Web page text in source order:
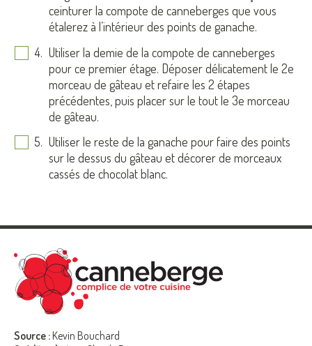
ceinturer la compote de canneberges que vous
étalerez à l’intérieur des points de ganache.
Utiliser la demie de la compote de canneberges
pour ce premier étage. Déposer délicatement le 2e
morceau de gâteau et refaire les 2 étapes
précédentes, puis placer sur le tout le 3e morceau
de gâteau.
Utiliser le reste de la ganache pour faire des points
sur le dessus du gâteau et décorer de morceaux
cassés de chocolat blanc.
Source : Kevin Bouchard